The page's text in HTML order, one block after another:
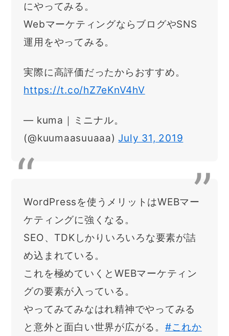
にやってみる。
WebマーケティングならブログやSNS
運用をやってみる。
実際に高評価だったからおすすめ。
https://t.co/hZ7eKnV4hV
— kuma｜ミニナル。
(@kuumaasuuaaa) July 31, 2019
WordPressを使うメリットはWEBマー
ケティングに強くなる。
SEO、TDKしかりいろいろな要素が詰
め込まれている。
これを極めていくとWEBマーケティン
グの要素が入っている。
やってみてみなはれ精神でやってみる
と意外と面白い世界が広がる。 #これか